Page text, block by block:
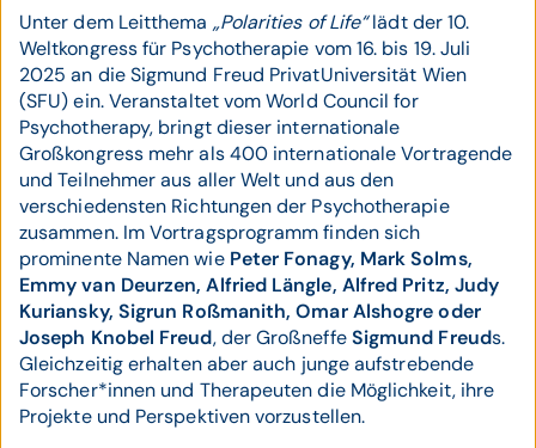
Unter dem Leitthema „Polarities of Life“lädt der 10.
Weltkongress für Psychotherapie vom 16. bis 19. Juli
2025 an die Sigmund Freud PrivatUniversität Wien
(SFU) ein. Veranstaltet vom World Council for
Psychotherapy, bringt dieser internationale
Großkongress mehr als 400 internationale Vortragende
und Teilnehmer aus aller Welt und aus den
verschiedensten Richtungen der Psychotherapie
zusammen. Im Vortragsprogramm finden sich
prominente Namen wie Peter Fonagy, Mark Solms,
Emmy van Deurzen, Alfried Längle, Alfred Pritz, Judy
Kuriansky, Sigrun Roßmanith, Omar Alshogre oder
Joseph Knobel Freud, der GroßneffeSigmund Freuds.
Gleichzeitig erhalten aber auch junge aufstrebende
Forscher*innen und Therapeuten die Möglichkeit, ihre
Projekte und Perspektiven vorzustellen.